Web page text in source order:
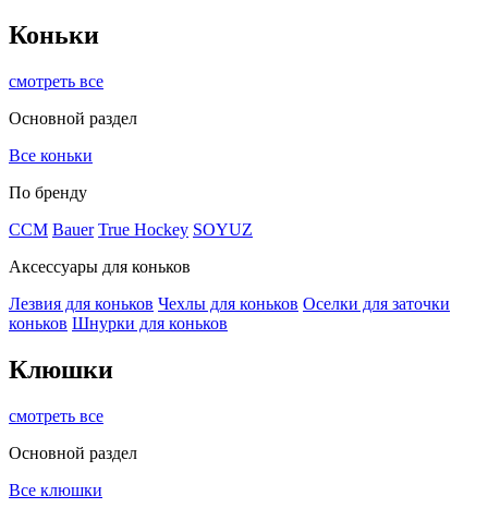
Коньки
смотреть все
Основной раздел
Все коньки
По бренду
ССМ Bauer True Hockey SOYUZ
Аксессуары для коньков
Лезвия для коньков Чехлы для коньков Оселки для заточки
коньков Шнурки для коньков
Клюшки
смотреть все
Основной раздел
Все клюшки